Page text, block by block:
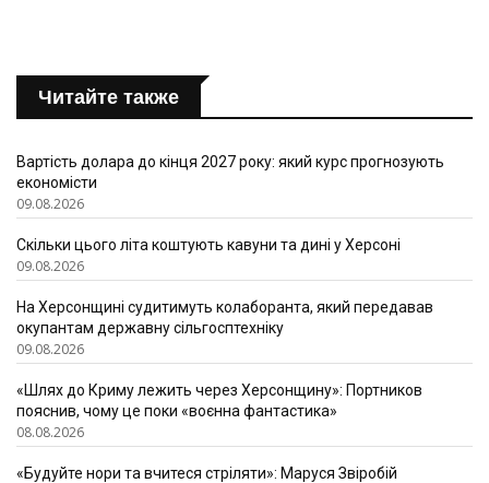
Читайте также
Вартість долара до кінця 2027 року: який курс прогнозують
економісти
09.08.2026
Скільки цього літа коштують кавуни та дині у Херсоні
09.08.2026
На Херсонщині судитимуть колаборанта, який передавав
окупантам державну сільгосптехніку
09.08.2026
«Шлях до Криму лежить через Херсонщину»: Портников
пояснив, чому це поки «воєнна фантастика»
08.08.2026
«Будуйте нори та вчитеся стріляти»: Маруся Звіробій